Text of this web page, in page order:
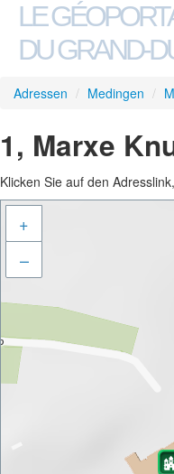
LE
DU GRAND-
Adressen / Medingen /
1, Marxe
Klicken Sie auf den
+
–